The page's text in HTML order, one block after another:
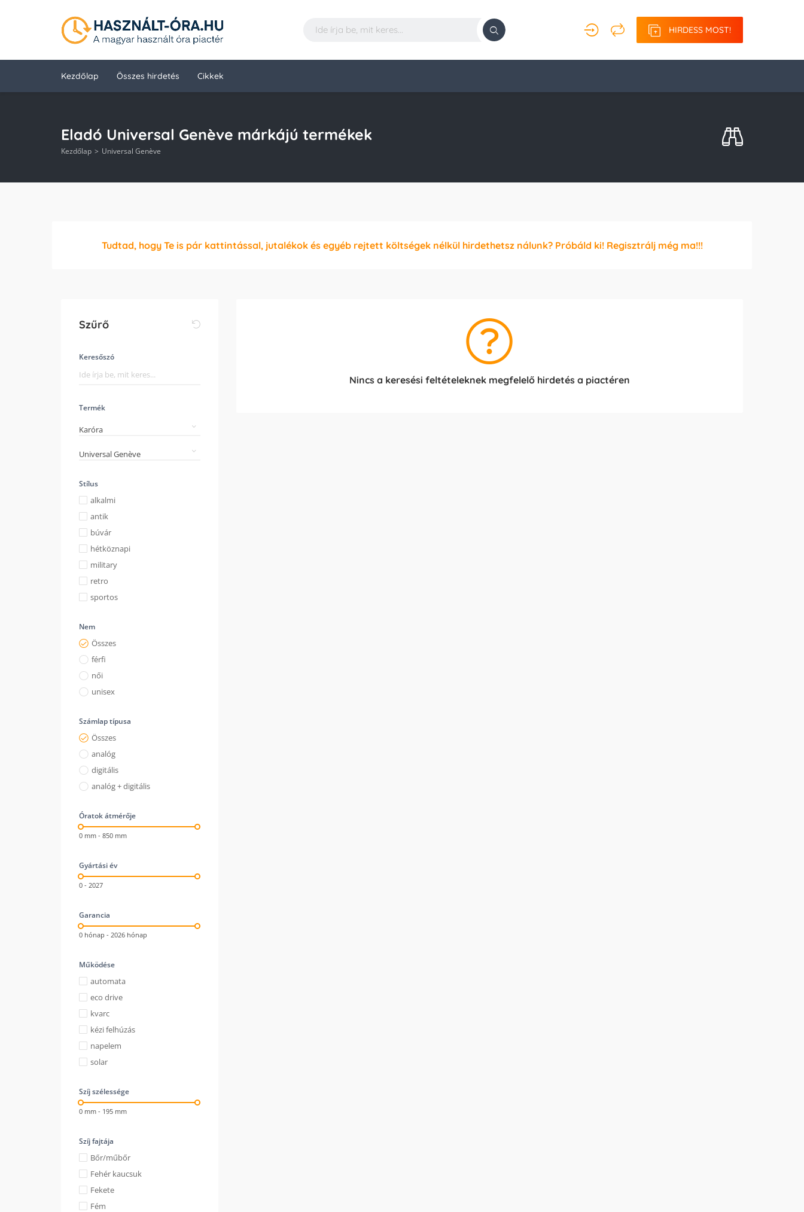
HIRDESS MOST!
Kezdőlap Összes hirdetés Cikkek
Eladó Universal Genève márkájú termékek
Kezdőlap Universal Genève
Tudtad, hogy Te is pár kattintással, jutalékok és egyéb rejtett költségek nélkül hirdethetsz nálunk? Próbáld ki! Regisztrálj még ma!!!
Szűrő
Keresőszó
Termék
Karóra
Universal Genève
Stílus
alkalmi
antik
búvár
hétköznapi
military
retro
sportos
Nem
Összes
férfi
női
unisex
Számlap típusa
Összes
analóg
digitális
analóg + digitális
Óratok átmérője
0 mm - 850 mm
Gyártási év
0 - 2027
Garancia
0 hónap - 2026 hónap
Működése
automata
eco drive
kvarc
kézi felhúzás
napelem
solar
Szíj szélessége
0 mm - 195 mm
Szíj fajtája
Bőr/műbőr
Fehér kaucsuk
Fekete
Fém
Nincs a keresési feltételeknek megfelelő hirdetés a piactéren